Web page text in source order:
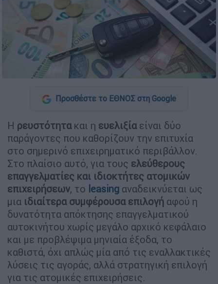
Προσθέστε το ΕΘΝΟΣ στη Google
Η ρευστότητακαι η ευελιξίαείναι δύο
παράγοντες που καθορίζουν την επιτυχία
στο σημερινό επιχειρηματικό περιβάλλον.
Στο πλαίσιο αυτό, για τους ελεύθερους
επαγγελματίες και ιδιοκτήτες ατομικών
επιχειρήσεων, το leasing αναδεικνύεται ως
μια ιδιαίτερα συμφέρουσα επιλογή αφού η
δυνατότητα απόκτησης επαγγελματικού
αυτοκινήτου χωρίς μεγάλο αρχικό κεφάλαιο
και με προβλέψιμα μηνιαία έξοδα, το
καθιστά, όχι απλώς μία από τις εναλλακτικές
λύσεις τις αγοράς, αλλά στρατηγική επιλογή
για τις ατομικές επιχειρήσεις.